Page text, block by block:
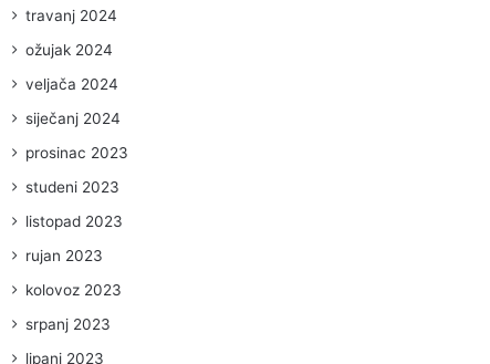
travanj 2024
ožujak 2024
veljača 2024
siječanj 2024
prosinac 2023
studeni 2023
listopad 2023
rujan 2023
kolovoz 2023
srpanj 2023
lipanj 2023